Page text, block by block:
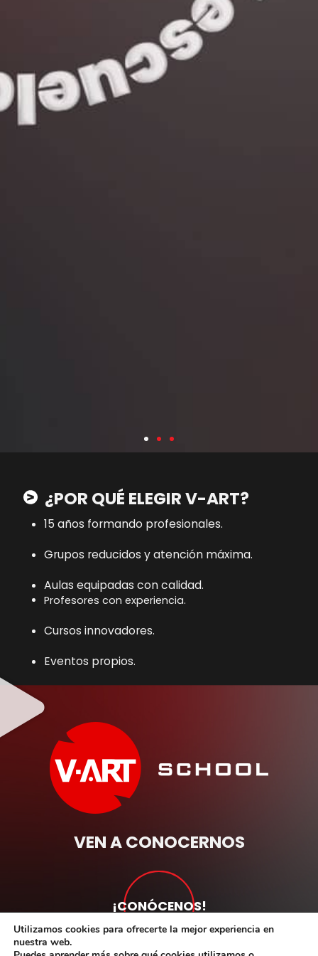
¿POR QUÉ ELEGIR V-ART?
15 años formando profesionales.
Grupos reducidos y atención máxima.
Aulas equipadas con calidad.
Profesores con experiencia.
Cursos innovadores.
Eventos propios.
VEN A CONOCERNOS
¡CONÓCENOS!
Utilizamos cookies para ofrecerte la mejor experiencia en
nuestra web.